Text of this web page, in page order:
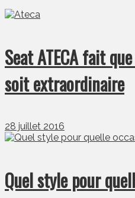
Seat ATECA fait
soit extraordinaire
28 juillet 2016
Quel style pour